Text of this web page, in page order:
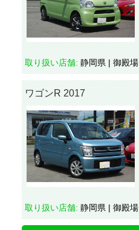
取り扱い店舗: 静岡県 | 御殿場
ワゴンR 2017
取り扱い店舗: 静岡県 | 御殿場